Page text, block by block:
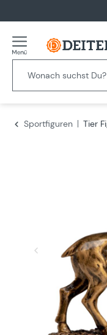
Sportfiguren Tier